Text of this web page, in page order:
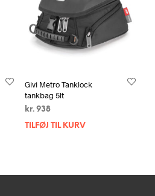
vælges
varesiden
Dette
varianter.
Givi Metro Tanklock
tankbag 5lt
kr.938
TILFØJ TIL KURV